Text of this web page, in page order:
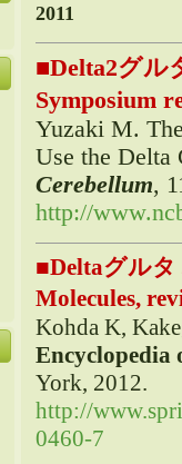
2011
■Delta2グル
Symposium
Yuzaki M.
Use the Delta
Cerebellum,
http://
■Deltaグルタ
Molecules,
Kohda K,
Encyclopedia
York, 2012.
http://
0460-7